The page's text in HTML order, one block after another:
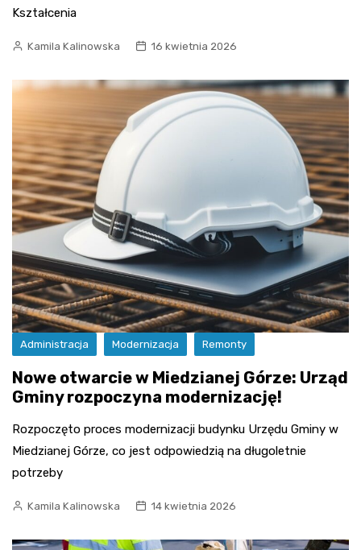
Kształcenia
Kamila Kalinowska 16 kwietnia 2026
Administracja Modernizacja Remonty
Nowe otwarcie w Miedzianej Górze: Urząd
Gminy rozpoczyna modernizację!
Rozpoczęto proces modernizacji budynku Urzędu Gminy w
Miedzianej Górze, co jest odpowiedzią na długoletnie
potrzeby
Kamila Kalinowska 14 kwietnia 2026